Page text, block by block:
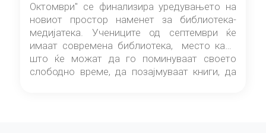
Октомври" се финализира уредувањето на
новиот простор наменет за библиотека-
медијатека. Учениците од септември ќе
имаат современа библиотека, место каде
што ќе можат да го поминуваат своето
слободно време, да позајмуваат книги, да